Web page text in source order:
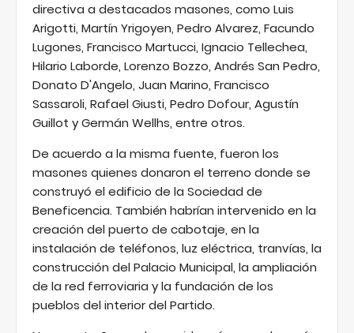
directiva a destacados masones, como Luis
Arigotti, Martín Yrigoyen, Pedro Alvarez, Facundo
Lugones, Francisco Martucci, Ignacio Tellechea,
Hilario Laborde, Lorenzo Bozzo, Andrés San Pedro,
Donato D'Angelo, Juan Marino, Francisco
Sassaroli, Rafael Giusti, Pedro Dofour, Agustín
Guillot y Germán Wellhs, entre otros.
De acuerdo a la misma fuente, fueron los
masones quienes donaron el terreno donde se
construyó el edificio de la Sociedad de
Beneficencia. También habrían intervenido en la
creación del puerto de cabotaje, en la
instalación de teléfonos, luz eléctrica, tranvías, la
construcción del Palacio Municipal, la ampliación
de la red ferroviaria y la fundación de los
pueblos del interior del Partido.